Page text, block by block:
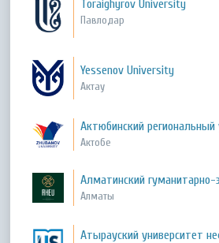
Toraighyrov University
Павлодар
Yessenov University
Актау
Актюбинский
Актобе
Алматинский гуманитарно-
Алматы
Атырауский университет